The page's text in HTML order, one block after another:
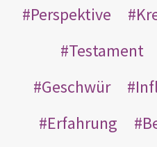
Perspektive
Testament
Geschwür
Erfahrung